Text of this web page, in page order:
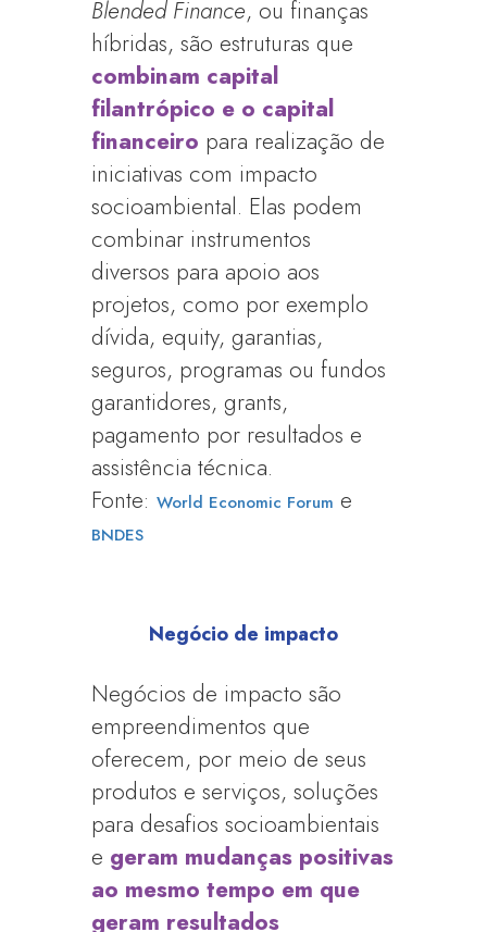
Blended Finance, ou finanças
híbridas, são estruturas que
combinam capital
filantrópico e o capital
financeiro para realização de
iniciativas com impacto
socioambiental. Elas podem
combinar instrumentos
diversos para apoio aos
projetos, como por exemplo
dívida, equity, garantias,
seguros, programas ou fundos
garantidores, grants,
pagamento por resultados e
assistência técnica.
Fonte:World Economic Forum e
BNDES
Negócio de impacto
Negócios de impacto são
empreendimentos que
oferecem, por meio de seus
produtos e serviços, soluções
para desafios socioambientais
e geram mudanças positivas
ao mesmo tempo em que
geram resultados